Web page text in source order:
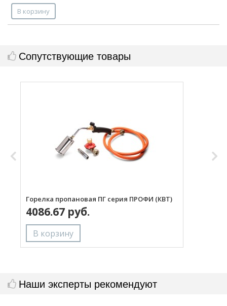
В корзину
Сопутствующие товары
Горелка пропановая ПГ серия ПРОФИ (КВТ)
4086.67 руб.
Наши эксперты рекомендуют